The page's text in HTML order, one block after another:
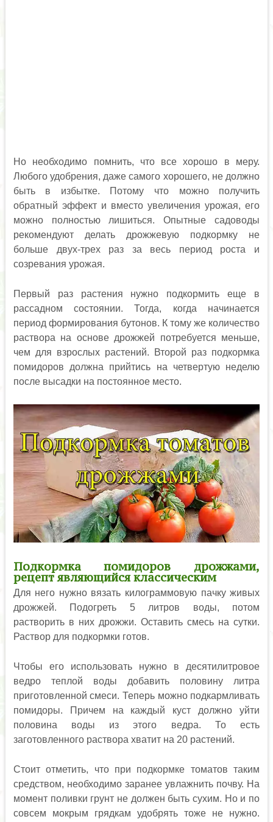
Но необходимо помнить, что все хорошо в меру.
Любого удобрения, даже самого хорошего, не должно
быть в избытке. Потому что можно получить
обратный эффект и вместо увеличения урожая, его
можно полностью лишиться. Опытные садоводы
рекомендуют делать дрожжевую подкормку не
больше двух-трех раз за весь период роста и
созревания урожая.
Первый раз растения нужно подкормить еще в
рассадном состоянии. Тогда, когда начинается
период формирования бутонов. К тому же количество
раствора на основе дрожжей потребуется меньше,
чем для взрослых растений. Второй раз подкормка
помидоров должна прийтись на четвертую неделю
после высадки на постоянное место.
Подкормка помидоров дрожжами,
рецепт являющийся классическим
Для него нужно вязать килограммовую пачку живых
дрожжей. Подогреть 5 литров воды, потом
растворить в них дрожжи. Оставить смесь на сутки.
Раствор для подкормки готов.
Чтобы его использовать нужно в десятилитровое
ведро теплой воды добавить половину литра
приготовленной смеси. Теперь можно подкармливать
помидоры. Причем на каждый куст должно уйти
половина воды из этого ведра. То есть
заготовленного раствора хватит на 20 растений.
Стоит отметить, что при подкормке томатов таким
средством, необходимо заранее увлажнить почву. На
момент поливки грунт не должен быть сухим. Но и по
совсем мокрым грядкам удобрять тоже не нужно.